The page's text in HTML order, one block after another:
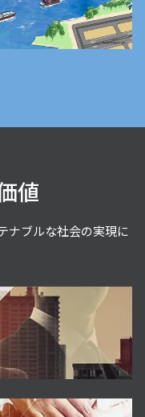
値
ナブルな社会の実現に